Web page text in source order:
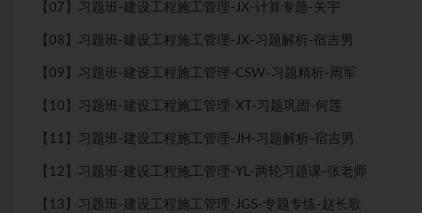
【07】习题班-建设工程施工管理-JX-计算专题-关宇
【08】习题班-建设工程施工管理-JX-习题解析-宿吉男
【09】习题班-建设工程施工管理-CSW-习题精析-周军
【10】习题班-建设工程施工管理-XT-习题巩固-何莲
【11】习题班-建设工程施工管理-JH-习题解析-宿吉男
【12】习题班-建设工程施工管理-YL-两轮习题课-张老师
【13】习题班-建设工程施工管理-JGS-专题专练-赵长歌